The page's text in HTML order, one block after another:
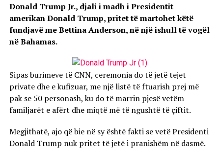
Donald Trump Jr., djali i madh i Presidentit
amerikan Donald Trump, pritet të martohet këtë
fundjavë me Bettina Anderson, në një ishull të vogël
në Bahamas.
Sipas burimeve të CNN, ceremonia do të jetë tejet
private dhe e kufizuar, me një listë të ftuarish prej më
pak se 50 personash, ku do të marrin pjesë vetëm
familjarët e afërt dhe miqtë më të ngushtë të çiftit.
Megjithatë, ajo që bie në sy është fakti se vetë Presidenti
Donald Trump nuk pritet të jetë i pranishëm në dasmë.